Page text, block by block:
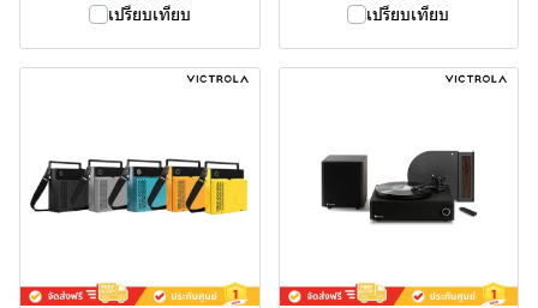
เปรียบเทียบ
เปรียบเทียบ